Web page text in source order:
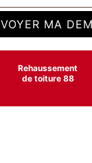
Rehaussement
de toiture 88